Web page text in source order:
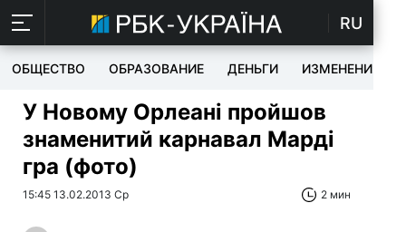
RU
ОБЩЕСТВО ОБРАЗОВАНИЕ ДЕНЬГИ ИЗМЕНЕНИЯ
У Новому Орлеані пройшов
знаменитий карнавал Марді
гра (фото)
15:45 13.02.2013 Ср 2 мин